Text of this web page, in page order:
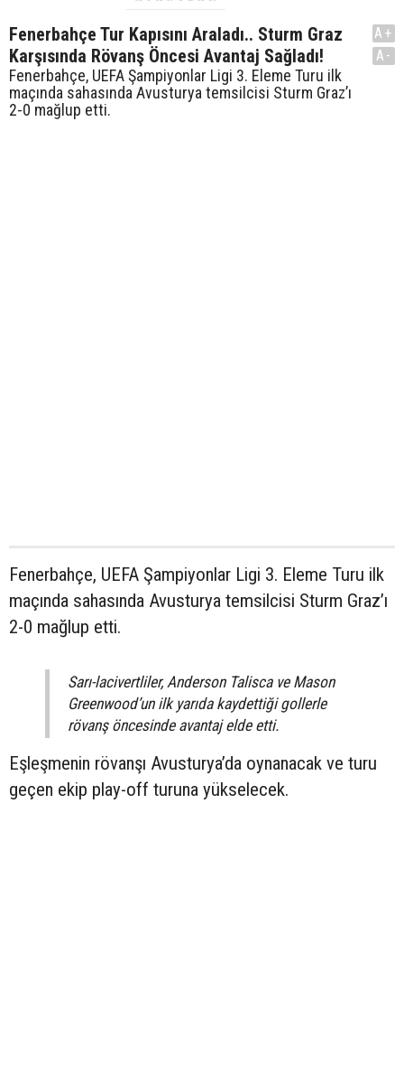
Fenerbahçe Tur Kapısını Araladı.. Sturm Graz
Karşısında Rövanş Öncesi Avantaj Sağladı!
Fenerbahçe, UEFA Şampiyonlar Ligi 3. Eleme Turu ilk
maçında sahasında Avusturya temsilcisi Sturm Graz’ı
2-0 mağlup etti.
A+
A-
Fenerbahçe, UEFA Şampiyonlar Ligi 3. Eleme Turu ilk
maçında sahasında Avusturya temsilcisi Sturm Graz’ı
2-0 mağlup etti.
Sarı-lacivertliler, Anderson Talisca ve Mason
Greenwood’un ilk yarıda kaydettiği gollerle
rövanş öncesinde avantaj elde etti.
Eşleşmenin rövanşı Avusturya’da oynanacak ve turu
geçen ekip play-off turuna yükselecek.